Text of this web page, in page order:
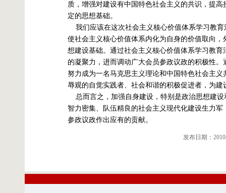
质，增强对建设有中国特色社会主义的共识，提
定的思想基础。
我们应该在这次社会主义核心价值体系学习教
使社会主义核心价值体系内化为自身的价值取向
想建设基础。通过社会主义核心价值体系学习教
的凝聚力，进而调动广大会员参政议政的积极性
努力成为一名马克思主义理论和中国特色社会主
辱观的自觉实践者、社会和谐的积极促进者，为
总而言之，加强自身建设，特别是政治思想建
智力密集、队伍精良的社会主义现代化建设生力
参政议政作出应有的贡献。
发布日期：